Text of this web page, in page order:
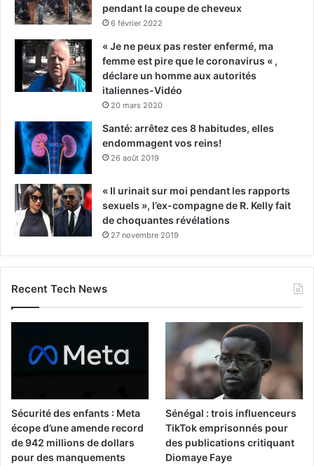
pendant la coupe de cheveux
6 février 2022
« Je ne peux pas rester enfermé, ma
femme est pire que le coronavirus « ,
déclare un homme aux autorités
italiennes-Vidéo
20 mars 2020
Santé: arrêtez ces 8 habitudes, elles
endommagent vos reins!
26 août 2019
« Il urinait sur moi pendant les rapports
sexuels », l’ex-compagne de R. Kelly fait
de choquantes révélations
27 novembre 2019
Recent Tech News
Sécurité des enfants : Meta
écope d’une amende record
de 942 millions de dollars
pour des manquements
Sénégal : trois influenceurs
TikTok emprisonnés pour
des publications critiquant
Diomaye Faye